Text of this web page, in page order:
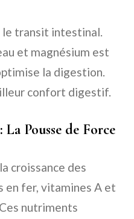
transit intestinal.
et magnésium est
la digestion.
confort digestif.
Pousse de Force
croissance des
en fer, vitamines A et
nutriments